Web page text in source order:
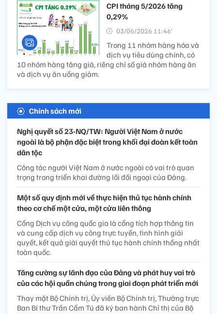
CPI tháng 5/2026 tăng
0,29%
03/06/2026 11:46’
Trong 11 nhóm hàng hóa và
dịch vụ tiêu dùng chính, có
10 nhóm hàng tăng giá, riêng chỉ số giá nhóm hàng ăn
và dịch vụ ăn uống giảm.
Chính sách mới
Nghị quyết số 23-NQ/TW: Người Việt Nam ở nước
ngoài là bộ phận đặc biệt trong khối đại đoàn kết toàn
dân tộc
Công tác người Việt Nam ở nước ngoài có vai trò quan
trọng trong triển khai đường lối đối ngoại của Đảng.
Một số quy định mới về thực hiện thủ tục hành chính
theo cơ chế một cửa, một cửa liên thông
Cổng Dịch vụ công quốc gia là cổng tích hợp thông tin
và cung cấp dịch vụ công trực tuyến, tình hình giải
quyết, kết quả giải quyết thủ tục hành chính thống nhất
toàn quốc.
Tăng cường sự lãnh đạo của Đảng và phát huy vai trò
của các hội quần chúng trong giai đoạn phát triển mới
Thay mặt Bộ Chính trị, Ủy viên Bộ Chính trị, Thường trực
Ban Bí thư Trần Cẩm Tú đã ký ban hành Chỉ thị của Bộ